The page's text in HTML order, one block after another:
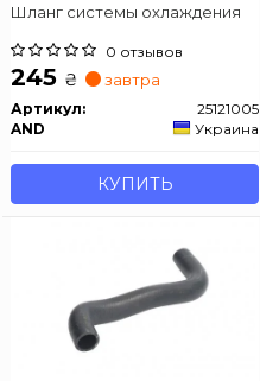
Шланг системы охлаждения
0 отзывов
245 ₴ завтра
Артикул:
25121005
AND
Украина
КУПИТЬ